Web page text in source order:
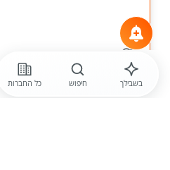
בשבילך חיפוש כל החברות